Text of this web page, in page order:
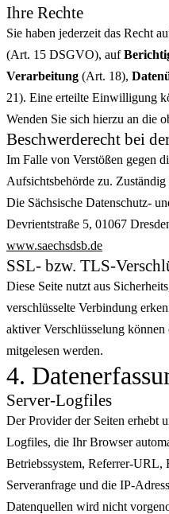
Ihre Rechte
Sie haben jederzeit das Recht
(Art. 15 DSGVO), auf
Verarbeitung (Art. 18),
21). Eine erteilte Einwilligung
Wenden Sie sich hierzu an die
Beschwerderecht bei
Im Falle von Verstößen gegen
Aufsichtsbehörde zu. Zuständig
Die Sächsische Datenschutz-
Devrientstraße 5, 01067
www.saechsdsb.de
SSL- bzw. TLS-
Diese Seite nutzt aus
verschlüsselte Verbindung
aktiver Verschlüsselung
mitgelesen werden.
4.
Server-Logfiles
Der Provider der Seiten erhebt
Logfiles, die Ihr Browser
Betriebssystem, Referrer-URL,
Serveranfrage und die IP-
Datenquellen wird nicht